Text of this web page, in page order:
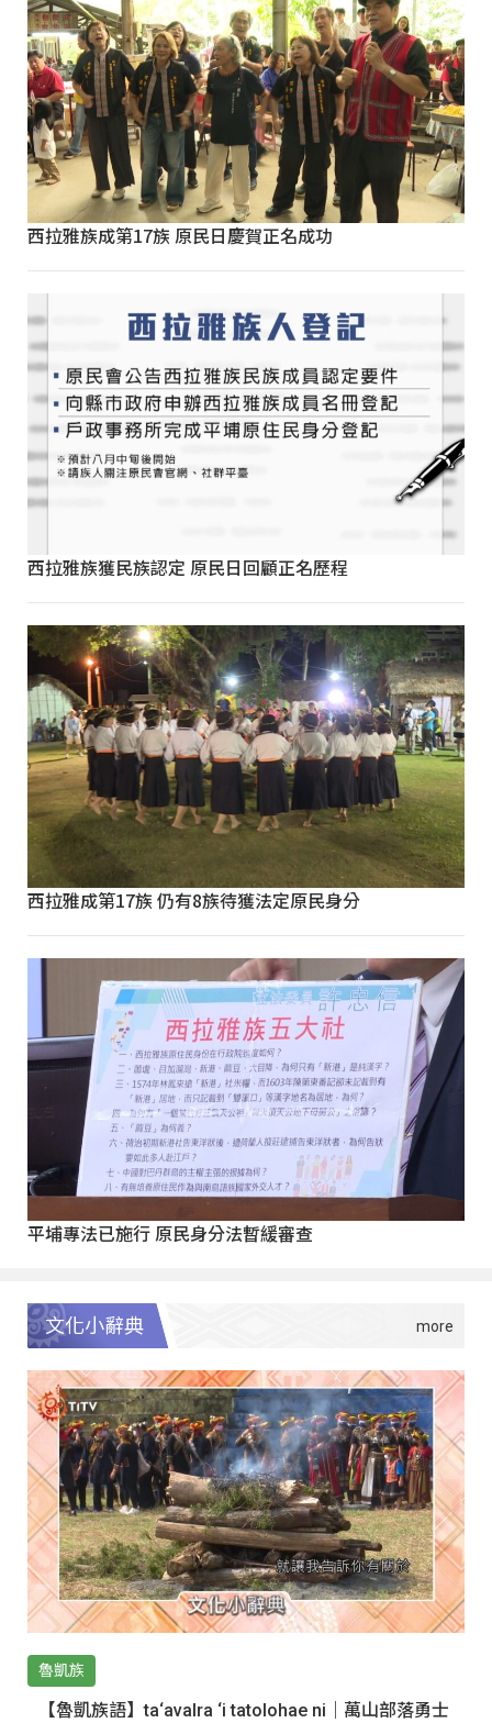
西拉雅族成第17族 原民日慶賀正名成功
西拉雅族獲民族認定 原民日回顧正名歷程
西拉雅成第17族 仍有8族待獲法定原民身分
平埔專法已施行 原民身分法暫緩審查
文化小辭典
魯凱族
【魯凱族語】ta‘avalra ‘i tatolohae ni｜萬山部落勇士